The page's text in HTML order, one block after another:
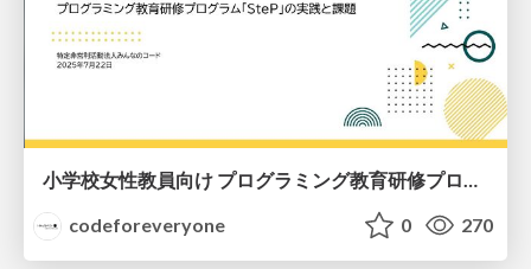
小学校女性教員向け プログラミング教育研修プログラム「SteP」の実践と課題
codeforeveryone
0 270